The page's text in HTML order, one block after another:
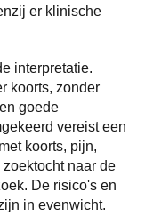
er klinische
interpretatie.
koorts, zonder
goede
vereist een
koorts, pijn,
naar de
De risico's en
in evenwicht.